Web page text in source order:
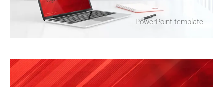
PowerPoint template